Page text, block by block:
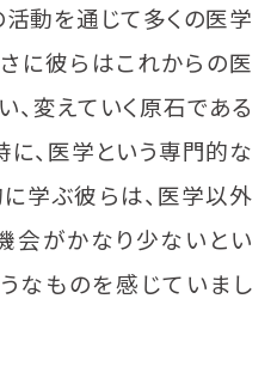
動を通じて多くの医学
に彼らはこれからの医
、変えていく原石である
に、医学という専門的な
学ぶ彼らは、医学以外
会がかなり少ないとい
なものを感じていまし